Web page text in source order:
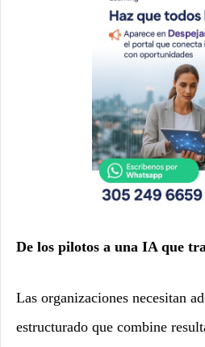
De los pilotos a una IA que
Las organizaciones necesitan
estructurado que combine